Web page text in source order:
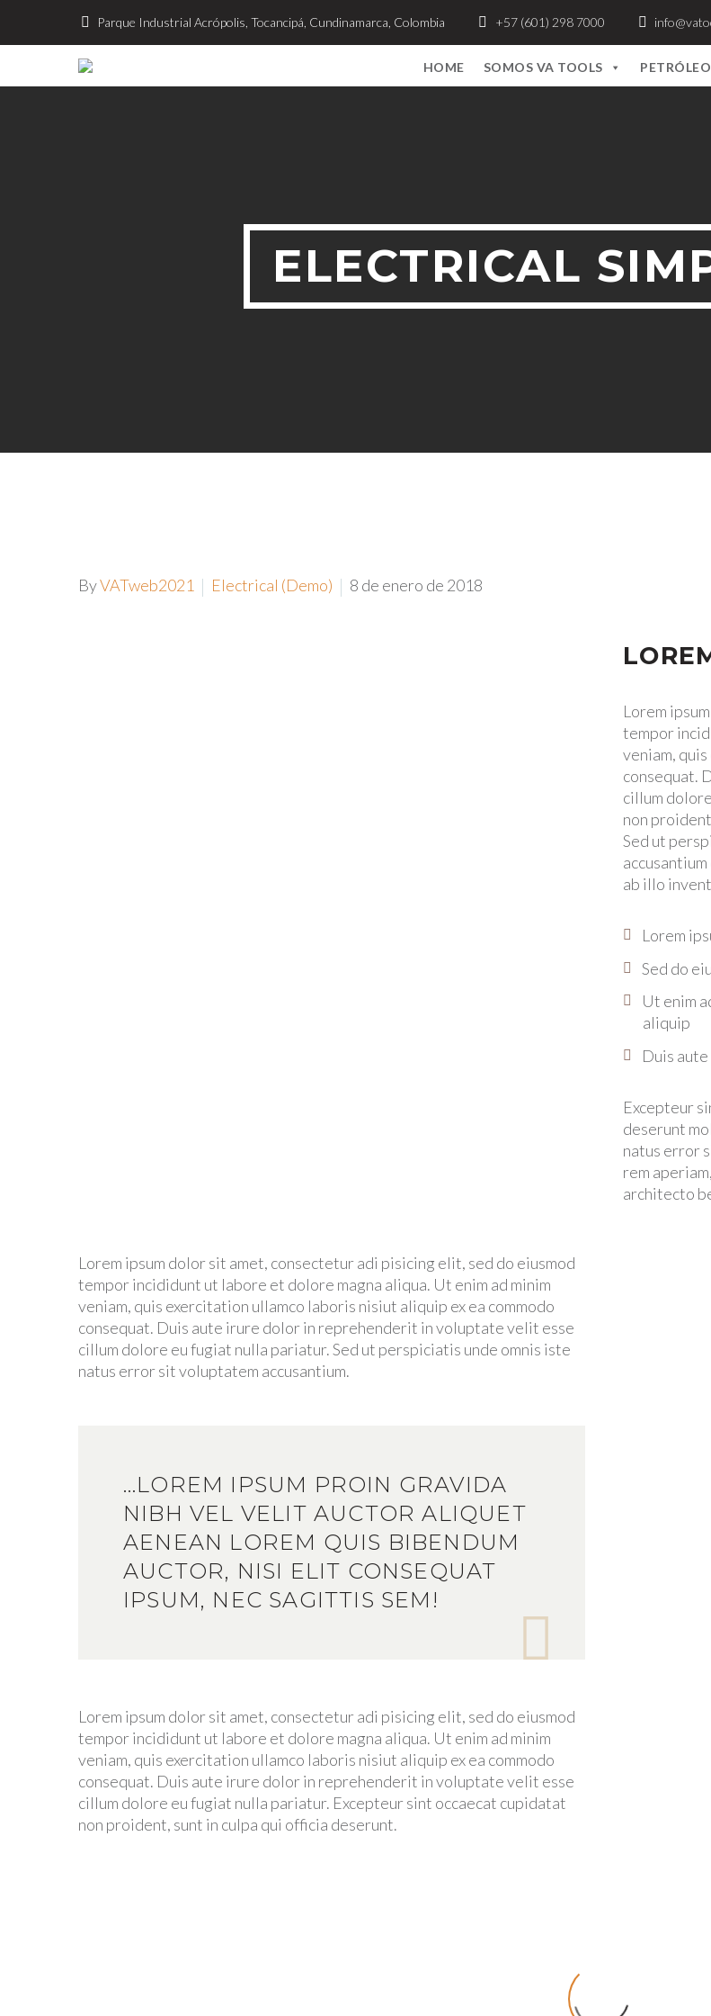
Parque Industrial Acrópolis, Tocancipá, Cundinamarca, Colombia +57 (601) 298 7000
HOME SOMOS VA TOOLS
ELECTRICAL
ByVATweb2021 Electrical (Demo) 8 de enero de 2018
Lorem
tempor
veniam,
consequat.
cillum
non
Sed ut
ab illo
Lorem
Sed do
Ut enim
aliquip
Duis
Excepteur
deserunt
natus error
rem
architecto
Lorem ipsum dolor sit amet, consectetur adi pisicing elit, sed do eiusmod
tempor incididunt ut labore et dolore magna aliqua. Ut enim ad minim
veniam, quis exercitation ullamco laboris nisiut aliquip ex ea commodo
consequat. Duis aute irure dolor in reprehenderit in voluptate velit esse
cillum dolore eu fugiat nulla pariatur. Sed ut perspiciatis unde omnis iste
natus error sit voluptatem accusantium.
…LOREM IPSUM PROIN GRAVIDA
NIBH VEL VELIT AUCTOR ALIQUET
AENEAN LOREM QUIS BIBENDUM
AUCTOR, NISI ELIT CONSEQUAT
IPSUM, NEC SAGITTIS SEM!

Lorem ipsum dolor sit amet, consectetur adi pisicing elit, sed do eiusmod
tempor incididunt ut labore et dolore magna aliqua. Ut enim ad minim
veniam, quis exercitation ullamco laboris nisiut aliquip ex ea commodo
consequat. Duis aute irure dolor in reprehenderit in voluptate velit esse
cillum dolore eu fugiat nulla pariatur. Excepteur sint occaecat cupidatat
non proident, sunt in culpa qui officia deserunt.